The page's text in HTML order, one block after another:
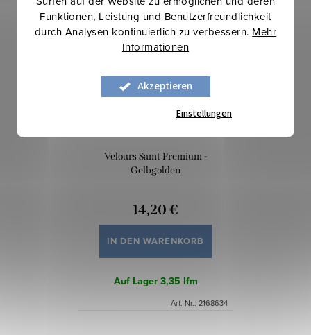
Funktionen, Leistung und Benutzerfreundlichkeit
durch Analysen kontinuierlich zu verbessern. Mehr
Informationen
Akzeptieren
Einstellungen
Velours Samt Premium -
Gelbgolden
14,20 €
IN DEN WARENKORB
Auf Lager3,35 lfm
Art.-Nr.: 2168634